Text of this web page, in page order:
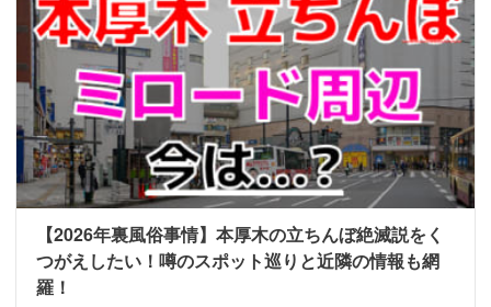
【2026年裏風俗事情】本厚木の立ちんぼ絶滅説をく
つがえしたい！噂のスポット巡りと近隣の情報も網
羅！